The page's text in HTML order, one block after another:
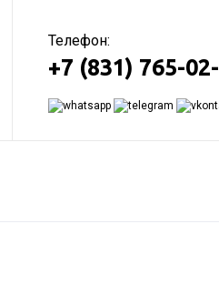
Телефон:
+7 (831) 765-02-